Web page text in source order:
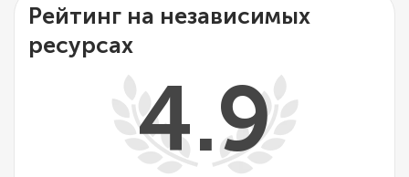
Рейтинг на независимых
ресурсах
4.9